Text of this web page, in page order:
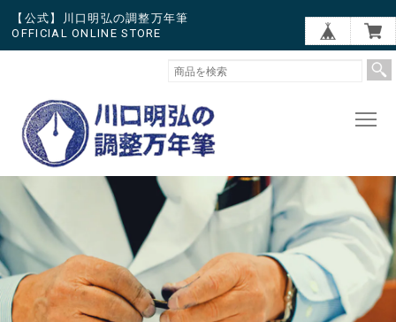
【公式】川口明弘の調整万年筆
OFFICIAL ONLINE STORE